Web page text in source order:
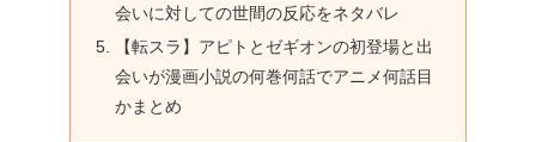
会いに対しての世間の反応をネタバレ
【転スラ】アピトとゼギオンの初登場と出
会いが漫画小説の何巻何話でアニメ何話目
かまとめ